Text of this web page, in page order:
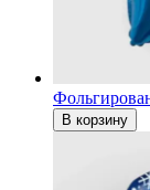
В корзину